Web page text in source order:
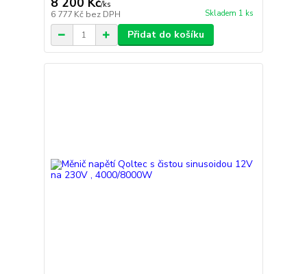
/ks
6 777 Kč bez DPH Skladem 1 ks
Přidat do košíku